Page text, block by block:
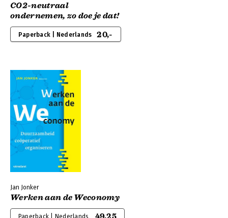
CO2-neutraal
ondernemen, zo doe je dat!
Paperback | Nederlands 20,-
Jan Jonker
Werken aan de Weconomy
Paperback | Nederlands